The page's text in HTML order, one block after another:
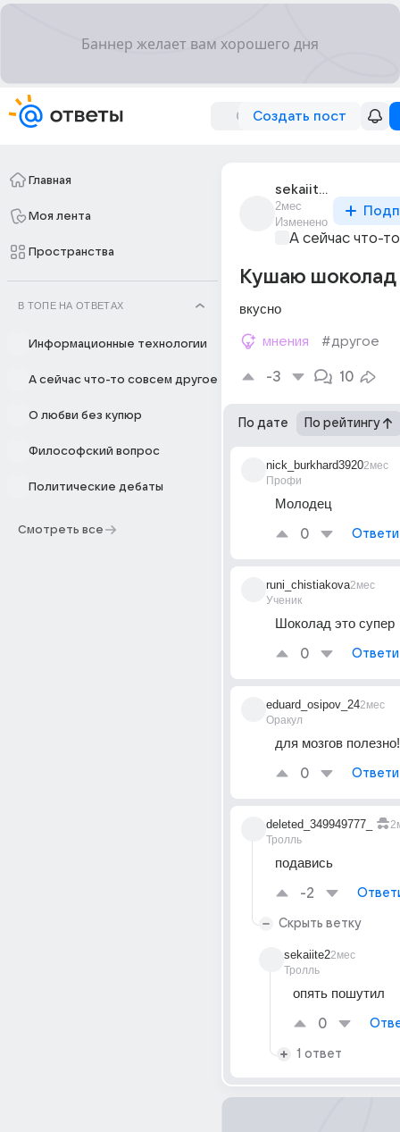
Создать пост
Главная
Моя лента
Пространства
В ТОПЕ НА ОТВЕТАХ
Информационные технологии
А сейчас что-то совсем другое
О любви без купюр
Философский вопрос
Политические дебаты
Смотреть все
sekaiite2
2мес
Изменено
А сейчас что-
Кушаю шоколад
вкусно
мнения #другое
-3 10
По дате По рейтингу
nick_burkhard3920
Профи
2мес
Молодец
0
runi_chistiakova
Ученик
2мес
Шоколад это супер
0
eduard_osipov_24
Оракул
2мес
для мозгов полезно!
0
deleted_349949777_
Тролль
подавись
-2
Скрыть ветку
sekaiite2
Тролль
2мес
опять пошутил
0
1 ответ